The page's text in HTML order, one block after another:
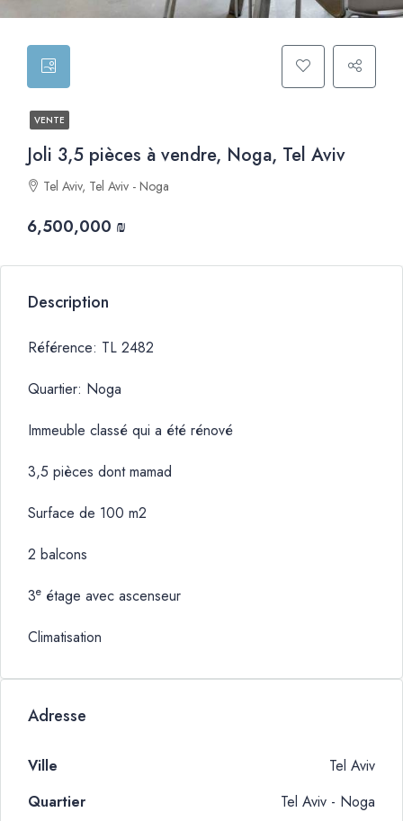
VENTE
Joli 3,5 pièces à vendre, Noga, Tel Aviv
Tel Aviv, Tel Aviv - Noga
6,500,000 ₪
Description
Référence: TL 2482
Quartier: Noga
Immeuble classé qui a été rénové
3,5 pièces dont mamad
Surface de 100 m2
2 balcons
3e étage avec ascenseur
Climatisation
Adresse
Ville
Tel Aviv
Quartier
Tel Aviv - Noga